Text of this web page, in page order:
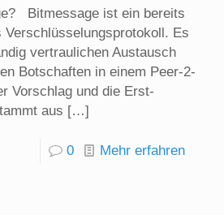
Bitmessage ist ein bereits
Verschlüsselungsprotokoll. Es
vertraulichen Austausch
Botschaften in einem Peer-2-
Vorschlag und die Erst-
aus […]
0 Mehr erfahren